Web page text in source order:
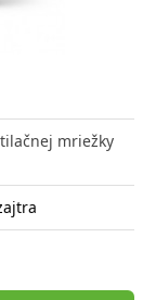
mriežky